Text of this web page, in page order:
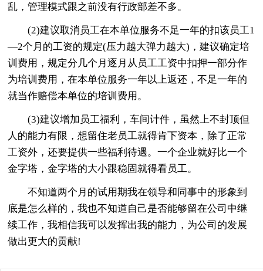
乱，管理模式跟之前没有行政部差不多。
(2)建议取消员工在本单位服务不足一年的扣该员工1
—2个月的工资的规定(压力越大弹力越大)，建议确定培
训费用，规定分几个月逐月从员工工资中扣押一部分作
为培训费用，在本单位服务一年以上返还，不足一年的
就当作赔偿本单位的培训费用。
(3)建议增加员工福利，车间计件，虽然上不封顶但
人的能力有限，想留住老员工就得肯下资本，除了正常
工资外，还要提供一些福利待遇。一个企业就好比一个
金字塔，金字塔的大小跟稳固就得看员工。
不知道两个月的试用期我在领导和同事中的形象到
底是怎么样的，我也不知道自己是否能够留在公司中继
续工作，我相信我可以发挥出我的能力，为公司的发展
做出更大的贡献!